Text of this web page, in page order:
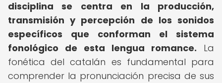
disciplina se centra en la producción,
transmisión y percepción de los sonidos
específicos que conforman el sistema
fonológico de esta lengua romance. La
fonética del catalán es fundamental para
comprender la pronunciación precisa de sus